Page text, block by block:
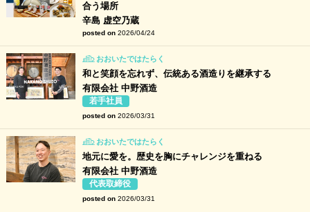
合う場所
辛島 虚空乃蔵
posted on 2026/04/24
おおいたではたらく
和と笑顔を忘れず、伝統ある酒造りを継承する
有限会社 中野酒造
若手社員
posted on 2026/03/31
おおいたではたらく
地元に愛を。歴史を胸にチャレンジを重ねる
有限会社 中野酒造
代表取締役
posted on 2026/03/31